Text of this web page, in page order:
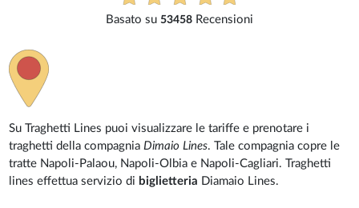
Basato su 53458 Recensioni
Su Traghetti Lines puoi visualizzare le tariffe e prenotare i
traghetti della compagniaDimaio Lines. Tale compagnia copre le
tratte Napoli-Palaou, Napoli-Olbia e Napoli-Cagliari. Traghetti
lines effettua servizio di biglietteria Diamaio Lines.